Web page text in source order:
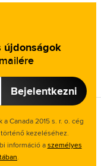
újdonságok
Bejelentkezni
Canada 2015 s. r. o. cég
kezeléséhez.
információ aszemélyes
.